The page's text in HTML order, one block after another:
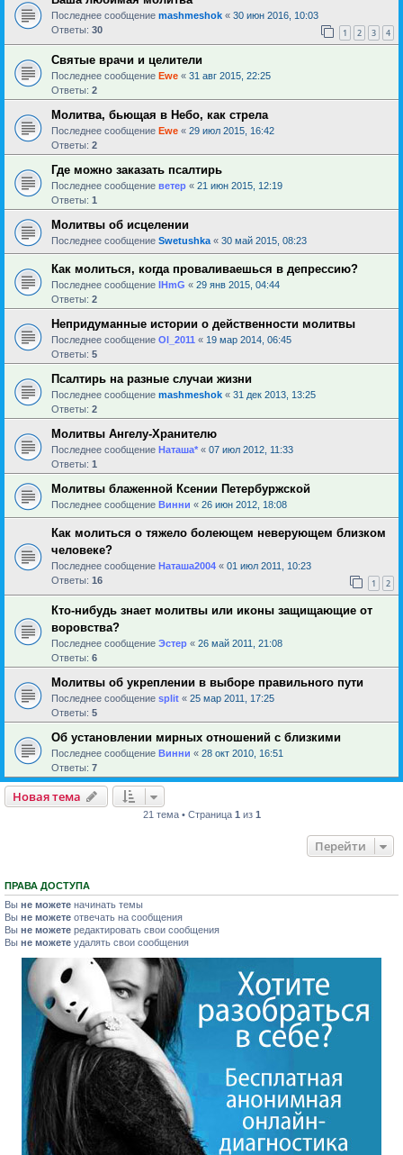
Последнее сообщение mashmeshok « 30 июн 2016, 10:03
Ответы: 30 1 2 3 4
Святые врачи и целители
Последнее сообщение Ewe « 31 авг 2015, 22:25
Ответы: 2
Молитва, бьющая в Небо, как стрела
Последнее сообщение Ewe « 29 июл 2015, 16:42
Ответы: 2
Где можно заказать псалтирь
Последнее сообщение ветер « 21 июн 2015, 12:19
Ответы: 1
Молитвы об исцелении
Последнее сообщение Swetushka « 30 май 2015, 08:23
Как молиться, когда проваливаешься в депрессию?
Последнее сообщение IHmG « 29 янв 2015, 04:44
Ответы: 2
Непридуманные истории о действенности молитвы
Последнее сообщение Ol_2011 « 19 мар 2014, 06:45
Ответы: 5
Псалтирь на разные случаи жизни
Последнее сообщение mashmeshok « 31 дек 2013, 13:25
Ответы: 2
Молитвы Ангелу-Хранителю
Последнее сообщение Наташа* « 07 июл 2012, 11:33
Ответы: 1
Молитвы блаженной Ксении Петербуржской
Последнее сообщение Винни « 26 июн 2012, 18:08
Как молиться о тяжело болеющем неверующем близком
человеке?
Последнее сообщение Наташа2004 « 01 июл 2011, 10:23
Ответы: 16 1 2
Кто-нибудь знает молитвы или иконы защищающие от
воровства?
Последнее сообщение Эстер « 26 май 2011, 21:08
Ответы: 6
Молитвы об укреплении в выборе правильного пути
Последнее сообщение sрlit « 25 мар 2011, 17:25
Ответы: 5
Об установлении мирных отношений с близкими
Последнее сообщение Винни « 28 окт 2010, 16:51
Ответы: 7
Новая тема
21 тема • Страница 1 из 1
Перейти
ПРАВА ДОСТУПА
Вы не можете начинать темы
Вы не можете отвечать на сообщения
Вы не можете редактировать свои сообщения
Вы не можете удалять свои сообщения